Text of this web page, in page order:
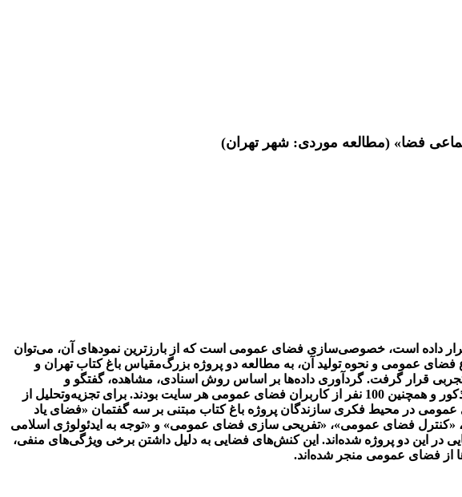
فضا» (مطالعه موردی: شهر تهران)
داده است، خصوصی‌سازی فضای عمومی است که از بارزترین نمودهای آن، می‌توان
عمومی و نحوه تولید آن، به مطالعه دو پروژه بزرگ‌مقیاس باغ کتاب تهران و
قرار گرفت. گردآوری داده‌ها بر اساس روش اسنادی، مشاهده، گفتگو و
پرسشگری انجام گردید. نمونه آماری تحقیق شامل اسناد، گزارش‌ها، سخنرانی‌ها و متون موجود در خصوص دو پروژه مذکور و همچنین 100 نفر از کاربران فضای عمومی هر سایت بودند. برای تجزیه‌وتحلیل از
عمومی در محیط فکری سازندگان پروژه باغ کتاب مبتنی بر سه گفتمان «فضای یاد
«کنترل فضای عمومی»، «تفریحی سازی فضای عمومی» و «توجه به ایدئولوژی اسلامی
این دو پروژه شده‌اند. این کنش‌های فضایی به دلیل داشتن برخی ویژگی‌های منفی،
از فضای عمومی منجر شده‌اند.